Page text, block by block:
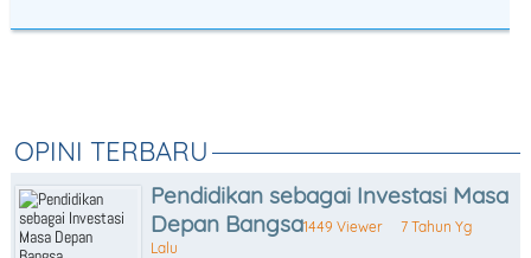
OPINI TERBARU
Pendidikan sebagai Investasi Masa
Depan Bangsa1449 Viewer
7 Tahun Yg
Lalu